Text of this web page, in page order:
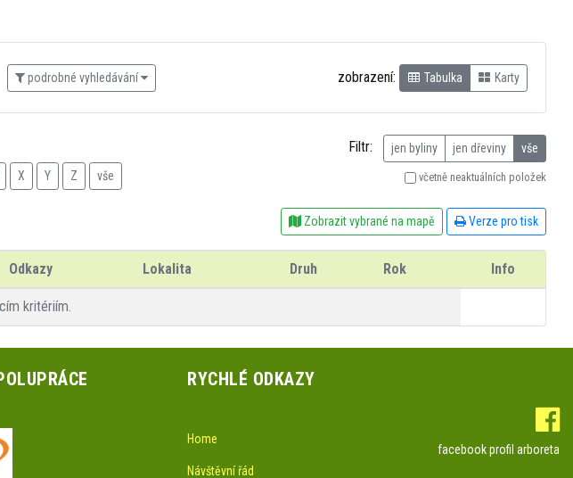
podrobné vyhledávání zobrazení: Tabulka Karty
X Y Z vše
Filtr: jen byliny jen dřeviny vše
včetně neaktuálních položek
Zobrazit vybrané na mapě Verze pro tisk
Odkazy Lokalita Druh Rok Info
kritériím.
RYCHLÉ ODKAZY
Home
Návštěvní řád
facebook profil arboreta